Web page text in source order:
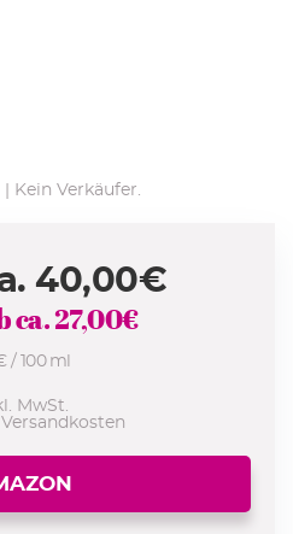
| Kein Verkäufer.
40,00€
ca.27,00€
/ 100 ml
MwSt.